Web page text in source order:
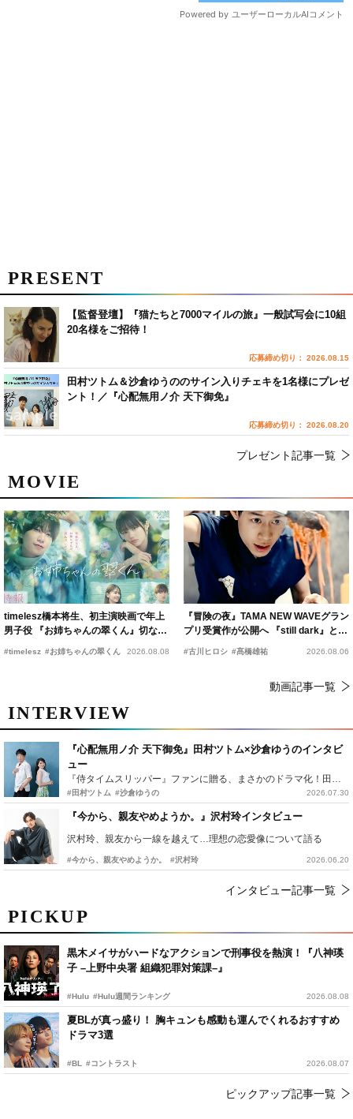
PICKUP
黒木メイサがハードなアクションで刑事役を熱演！『八神瑛
子 –上野中央署 組織犯罪対策課–』
#Hulu #Hulu週間ランキング 2026.08.08
夏BLが真っ盛り！ 胸キュンも感動も運んでくれるおすすめ
ドラマ3選
#BL #コントラスト 2026.08.07
ピックアップ記事一覧
MOVIE
timelesz橋本将生、初主演映画で年上
男子役 『お姉ちゃんの翠くん』切ない
#timelesz #お姉ちゃんの翠くん 2026.08.08
『冒険の夜』TAMA NEW WAVEグラン
プリ受賞作が公開へ 『still dark』と同
#古川ヒロシ #髙橋雄祐 2026.08.06
動画記事一覧
INTERVIEW
『心配無用ノ介 天下御免』田村ツトム×沙倉ゆうのインタビ
ュー
『侍タイムスリッパー』ファンに贈る、まさかのドラマ化！田村ツトム×沙倉ゆうのが語る『心配無用ノ介』撮影秘話
#田村ツトム #沙倉ゆうの 2026.07.30
『今から、親友やめようか。』沢村玲インタビュー
沢村玲、親友から一線を越えて…理想の恋愛像について語る
#今から、親友やめようか。 #沢村玲 2026.06.20
インタビュー記事一覧
PRESENT
【監督登壇】『猫たちと7000マイルの旅』一般試写会に10組
20名様をご招待！
応募締め切り： 2026.08.15
田村ツトム＆沙倉ゆうののサイン入りチェキを1名様にプレゼ
ント！／『心配無用ノ介 天下御免』
応募締め切り： 2026.08.20
プレゼント記事一覧